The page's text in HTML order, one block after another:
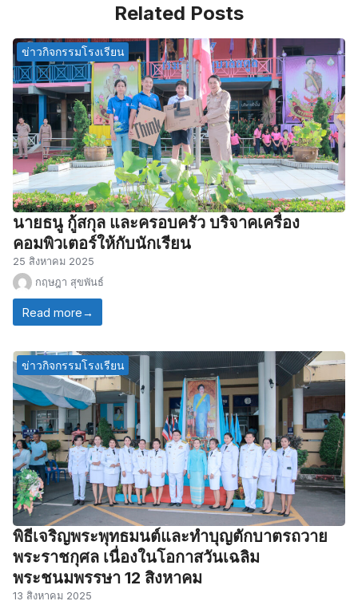
Related Posts
ข่าวกิจกรรมโรงเรียน
นายธนู กู้สกุล และครอบครัว บริจาคเครื่อง
คอมพิวเตอร์ให้กับนักเรียน
25 สิงหาคม 2025
กฤษฎา สุขพันธ์
Read more→
ข่าวกิจกรรมโรงเรียน
พิธีเจริญพระพุทธมนต์และทำบุญตักบาตรถวาย
พระราชกุศล เนื่องในโอกาสวันเฉลิม
พระชนมพรรษา 12 สิงหาคม
13 สิงหาคม 2025